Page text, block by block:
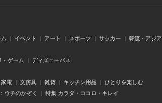
イベント アート スポーツ サッカー 韓流・アジア
・ゲーム ディズニーパス
家電 文房具 雑貨 キッチン用品 ひとりを楽しむ
ウチのかぞく 特集 カラダ・ココロ・キレイ